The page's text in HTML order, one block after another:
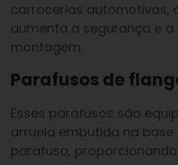
carrocerias automotivas,
aumenta a segurança e
montagem.
Parafusos de
Esses parafusos são
arruela embutida na
parafuso,